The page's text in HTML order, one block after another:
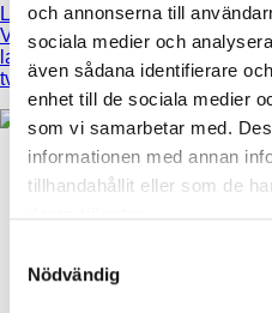
och annonserna till
sociala medier och
även sådana identifierare
enhet till de sociala medier
som vi samarbetar med.
informationen med annan
tillhandahållit eller som de
Nödvändig
Lanthus D173-
Vårt populära
lanthus som
tvåplans-villa!